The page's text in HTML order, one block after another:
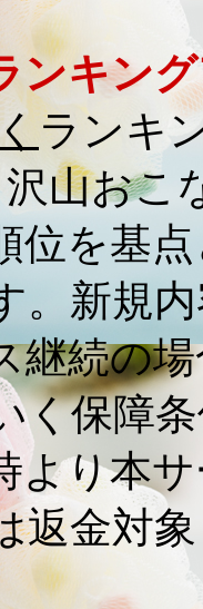
ンキン
ランキ
沢山おこ
を基
。新規
続の場
く保障
り本サ
返金対